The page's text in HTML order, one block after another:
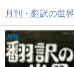
月刊・翻訳の世界